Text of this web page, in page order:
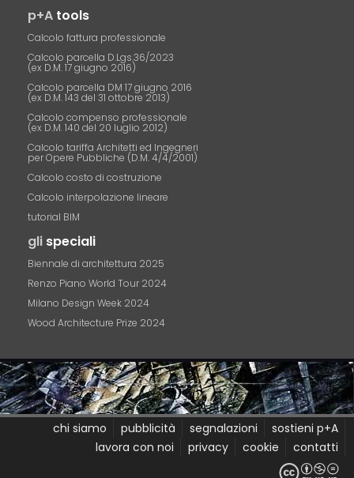
p+A tools
Calcolo fattura professionale
Calcolo parcella D.Lgs.36/2023
(ex D.M. 17 giugno 2016)
Calcolo parcella DM 17 giugno 2016
(ex D.M. 143 del 31 ottobre 2013)
Calcolo compenso professionale
(ex D.M. 140 del 20 luglio 2012)
Calcolo tariffa Architetti ed Ingegneri
per Opere Pubbliche (D.M. 4/4/2001)
Calcolo costo di costruzione
Calcolo interpolazione lineare
tutorial BIM
gli speciali
Biennale di architettura 2025
Renzo Piano World Tour 2024
Milano Design Week 2024
Wood Architecture Prize 2024
chi siamo pubblicità segnalazioni
sostieni p+A
lavora con noi
privacy cookie contatti